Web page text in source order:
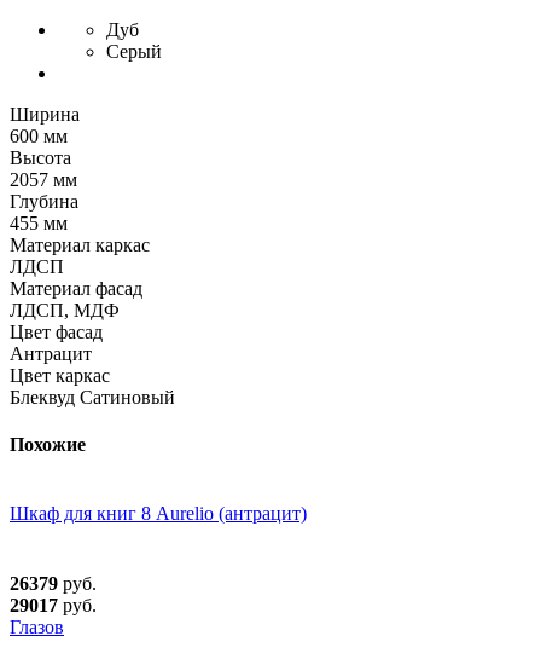
Дуб
Серый
Ширина
600 мм
Высота
2057 мм
Глубина
455 мм
Материал каркас
ЛДСП
Материал фасад
ЛДСП, МДФ
Цвет фасад
Антрацит
Цвет каркас
Блеквуд Сатиновый
Похожие
Шкаф для книг 8 Aurelio (антрацит)
26379 руб.
29017 руб.
Глазов